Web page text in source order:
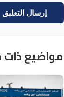
مواضيع